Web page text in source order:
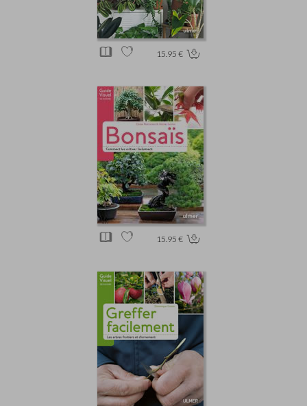
15.95 €
15.95 €